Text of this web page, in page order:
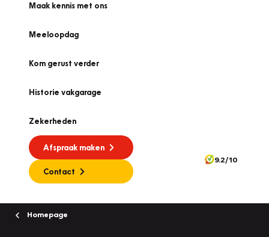
Maak kennis met ons
Meeloopdag
Kom gerust verder
Historie vakgarage
Zekerheden
Afspraak maken
Contact
9.2/10
Homepage